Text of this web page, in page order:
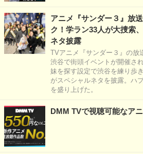
アニメ『サンダー３』放
ク！学ラン33人が大捜索
ネタ披露
TVアニメ『サンダー３』の放
渋谷で街頭イベントが開催さ
妹を探す設定で渋谷を練り歩
がスペシャルネタを披露。ハ
を盛り上げた。
DMM TVで視聴可能なア